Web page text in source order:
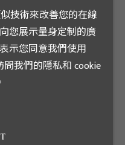
露於本公司網站並於
報。
技術來改善您的在線
您展示量身定制的廣
示您同意我們使用
我們的隱私和 cookie